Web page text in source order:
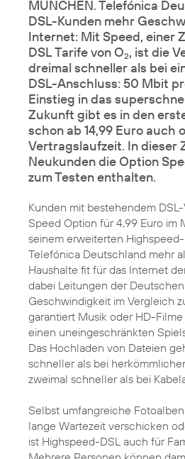
MÜNCHEN. Telefónica
DSL-Kunden mehr
Internet: Mit Speed, einer
DSL Tarife von O2, ist die
dreimal schneller als bei
DSL-Anschluss: 50 Mbit
Einstieg in das
Zukunft gibt es in den
schon ab 14,99 Euro auch
Vertragslaufzeit. In dieser
Neukunden die Option
zum Testen enthalten.
Kunden mit bestehendem
Speed Option für 4,99 Euro im
seinem erweiterten
Telefónica Deutschland mehr
Haushalte fit für das Internet
dabei Leitungen der
Geschwindigkeit im Vergleich
garantiert Musik oder HD-
einen uneingeschränkten
Das Hochladen von Dateien
schneller als bei
zweimal schneller als bei
Selbst umfangreiche
lange Wartezeit verschicken
ist Highspeed-DSL auch für